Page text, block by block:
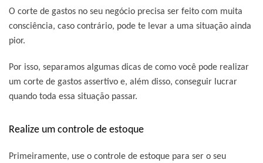
O corte de gastos no seu negócio precisa ser feito com muita
consciência, caso contrário, pode te levar a uma situação ainda
pior.
Por isso, separamos algumas dicas de como você pode realizar
um corte de gastos assertivo e, além disso, conseguir lucrar
quando toda essa situação passar.
Realize um controle de estoque
Primeiramente, use o controle de estoque para ser o seu